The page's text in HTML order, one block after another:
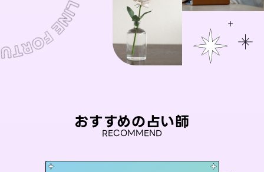
おすすめの占い師
RECOMMEND